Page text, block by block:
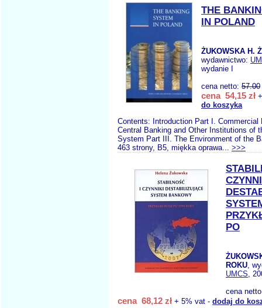
THE
IN POLAND
ŻUKOWSKA H.
wydawnictwo:
wydanie I
cena netto: 57.00
cena 54,15 zł
do koszyka
Contents: Introduction Part I. Commercial
Central Banking and Other Institutions of
System Part III. The Environment of the
463 strony, B5, miękka oprawa... >>>
PO
ROKU,
UMCS,
cena
cena 68,12 zł + 5% vat - dodaj do